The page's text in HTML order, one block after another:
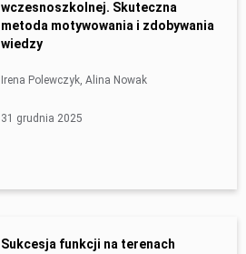
wczesnoszkolnej. Skuteczna
metoda motywowania i zdobywania
wiedzy
Irena Polewczyk, Alina Nowak
31 grudnia 2025
Sukcesja funkcji na terenach